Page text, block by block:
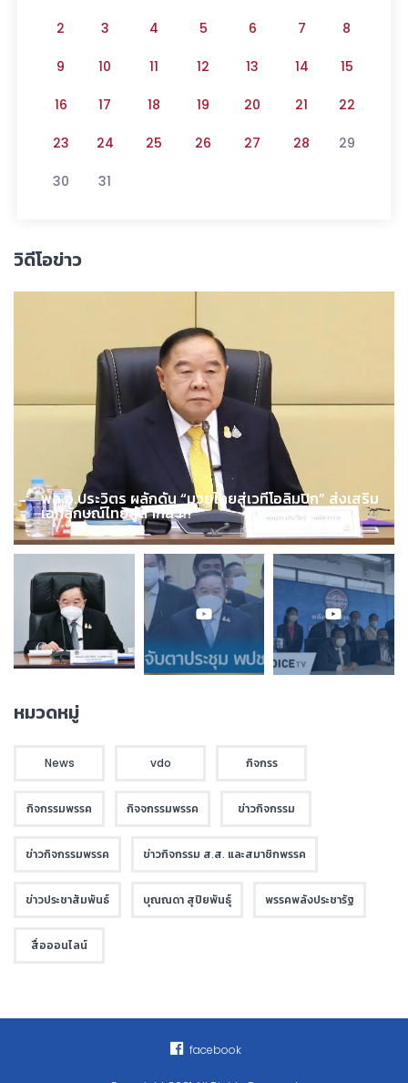
2 3 4 5 6 7 8
9 10 11 12 13 14 15
16 17 18 19 20 21 22
23 24 25 26 27 28 29
30 31
วิดีโอข่าว
พล.อ.ประวิตร ผลักดัน “มวยไทยสู่เวทีโอลิมปิก” ส่งเสริม
เอกลักษณ์ไทยสู่สากล !!!
หมวดหมู่
News vdo กิจกรร
กิจกรรมพรรค กิจจกรรมพรรค ข่าวกิจกรรม
ข่าวกิจกรรมพรรค ข่าวกิจกรรม ส.ส. และสมาชิกพรรค
ข่าวประชาสัมพันธ์ บุณณดา สุปิยพันธุ์ พรรคพลังประชารัฐ
สื่อออนไลน์
facebook